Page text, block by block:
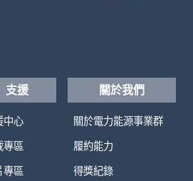
支援
中心
專區
專區
關於我們
關於電力能源事業群
履約能力
得獎紀錄